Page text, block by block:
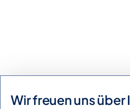
Wir freuen uns über